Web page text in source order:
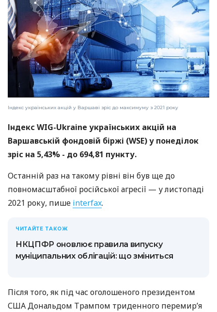
Індекс українських акцій у Варшаві зріс до максимуму з 2021 року
Індекс WIG-Ukraine українських акцій на
Варшавській фондовій біржі (WSE) у понеділок
зріс на 5,43% - до 694,81 пункту.
Останній раз на такому рівні він був ще до
повномасштабної російської агресії — у листопаді
2021 року, пише interfax.
ЧИТАЙТЕ ТАКОЖ
НКЦПФР оновлює правила випуску
муніципальних облігацій: що зміниться
Після того, як під час оголошеного президентом
США Дональдом Трампом триденного перемир’я